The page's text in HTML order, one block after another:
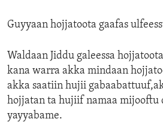
Guyyaan hojjatoota gaafas
Waldaan Jiddu galeessa
kana warra akka mindaan
akka saatiin hujii
hojjatan ta hujiif namaa mijooftu
yayyabame.